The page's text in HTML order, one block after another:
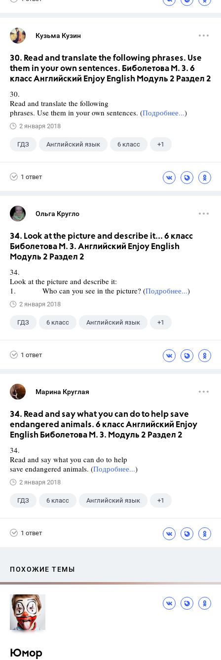
Кузьма Кузин
30. Read and translate the following phrases. Use
them in your own sentences. Биболетова М. З. 6
класс Английский Enjoy English Модуль 2 Раздел 2
30.
Read and translate the following
phrases. Use them in your own sentences. (Подробнее...)
2 января 2018
ГДЗ Английский язык 6 класс +1
1 ответ
Ольга Кругло
34. Look at the picture and describe it... 6 класс
Биболетова М. З. Английский Enjoy English
Модуль 2 Раздел 2
34.
Look at the picture and describe it:
1. Who can you see in the picture? (Подробнее...)
2 января 2018
ГДЗ 6 класс Английский язык +1
1 ответ
Марина Круглая
34. Read and say what you can do to help save
endangered animals. 6 класс Английский Enjoy
English Биболетова М. З. Модуль 2 Раздел 2
34.
Read and say what you can do to help
save endangered animals. (Подробнее...)
2 января 2018
ГДЗ 6 класс Английский язык +1
1 ответ
ПОХОЖИЕ ТЕМЫ
Юмор